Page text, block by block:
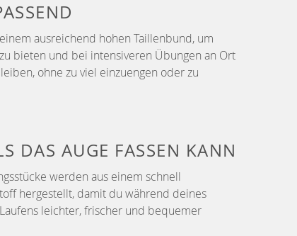
ausreichend hohen Taillenbund, um
bieten und bei intensiveren Übungen an Ort
ohne zu viel einzuengen oder zu
DAS AUGE FASSEN KANN
werden aus einem schnell
hergestellt, damit du während deines
leichter, frischer und bequemer